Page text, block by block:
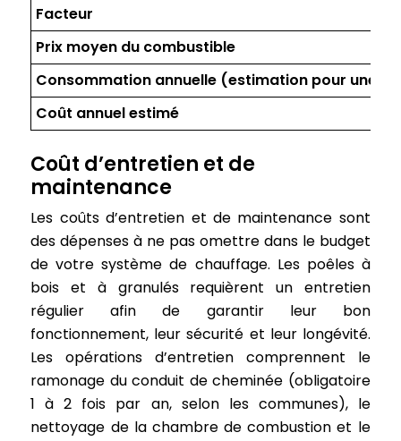
Facteur
Prix moyen du combustible
Consommation annuelle (estimation pour une
Coût annuel estimé
Coût d’entretien et de
maintenance
Les coûts d’entretien et de maintenance sont
des dépenses à ne pas omettre dans le budget
de votre système de chauffage. Les poêles à
bois et à granulés requièrent un entretien
régulier afin de garantir leur bon
fonctionnement, leur sécurité et leur longévité.
Les opérations d’entretien comprennent le
ramonage du conduit de cheminée (obligatoire
1 à 2 fois par an, selon les communes), le
nettoyage de la chambre de combustion et le